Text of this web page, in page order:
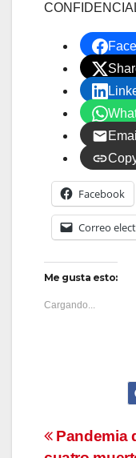
Email
Facebook
Correo
Me gusta esto:
Cargando...
Pandemia